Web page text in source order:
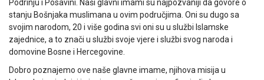
Podrinju i Posavini. Naši glavni imami su najpozvaniji da govore o
stanju Bošnjaka muslimana u ovim područjima. Oni su dugo sa
svojim narodom, 20 i više godina svi oni su u službi Islamske
zajednice, a to znači u službi svoje vjere i službi svog naroda i
domovine Bosne i Hercegovine.
Dobro poznajemo ove naše glavne imame, njihova misija u